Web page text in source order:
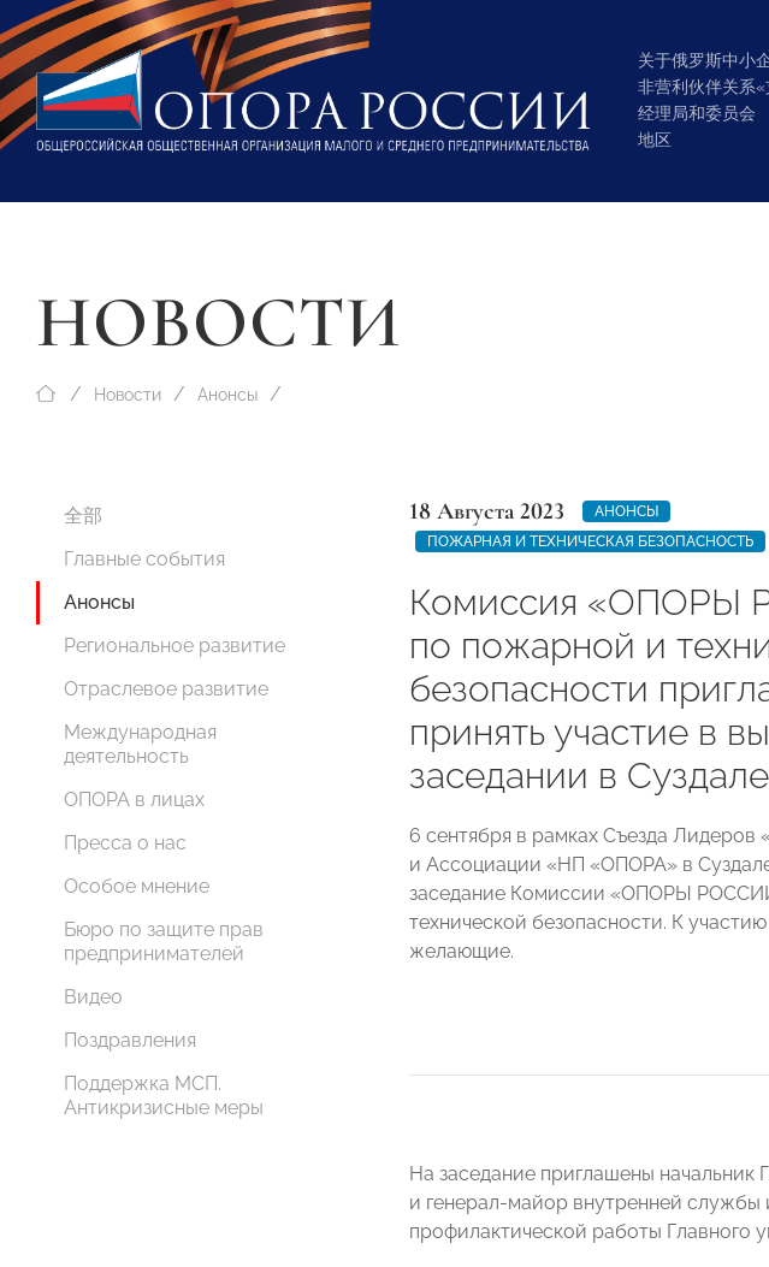
关于俄罗斯中小
非营利伙伴关系
经理局和委员会
地区
НОВОСТИ
Новости Анонсы
全部
Главные события
Анонсы
Региональное развитие
Отраслевое развитие
Международная
деятельность
ОПОРА в лицах
Пресса о нас
Особое мнение
Бюро по защите прав
предпринимателей
Видео
Поздравления
Поддержка МСП.
Антикризисные меры
18 Августа 2023
АНОНСЫ
ПОЖАРНАЯ И ТЕХНИЧЕСКАЯ БЕЗОПАСНОСТЬ
Комиссия «ОПОРЫ
по пожарной и
безопасности
принять участие в
заседании в Суздале
6 сентября в рамках Съезда
и Ассоциации «НП «ОПОРА» в
заседание Комиссии «ОПОРЫ
технической безопасности. К
желающие.
На заседание приглашены
и генерал-майор внутренней службы
профилактической работы Главного